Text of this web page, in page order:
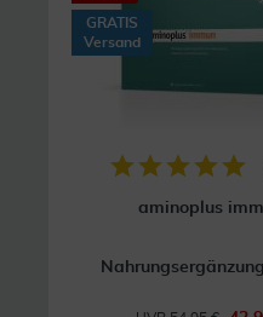
GRATIS
Versand
aminoplus